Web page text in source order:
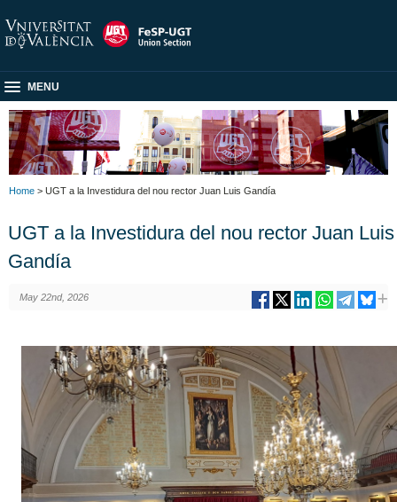
MENU
Home > UGT a la Investidura del nou rector Juan Luis Gandía
UGT a la Investidura del nou rector Juan Luis
Gandía
May 22nd, 2026